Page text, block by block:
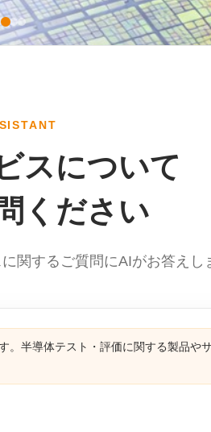
スについて
ください
関するご質問にAIがお答えし
。半導体テスト・評価に関する製品や